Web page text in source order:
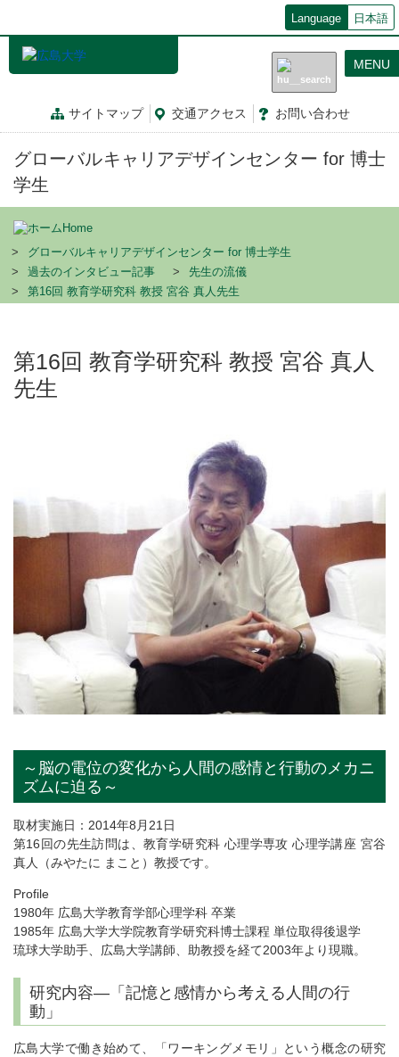
Language 日本語
サイトマップ 交通アクセス お問い合わせ
MENU
グローバルキャリアデザインセンター for 博士
学生
Home
グローバルキャリアデザインセンター for 博士学生
過去のインタビュー記事
先生の流儀
第16回 教育学研究科 教授 宮谷 真人先生
第16回 教育学研究科 教授 宮谷 真人
先生
～脳の電位の変化から人間の感情と行動のメカニ
ズムに迫る～
取材実施日：2014年8月21日
第16回の先生訪問は、教育学研究科 心理学専攻 心理学講座 宮谷
真人（みやたに まこと）教授です。
Profile
1980年 広島大学教育学部心理学科 卒業
1985年 広島大学大学院教育学研究科博士課程 単位取得後退学
琉球大学助手、広島大学講師、助教授を経て2003年より現職。
研究内容―「記憶と感情から考える人間の行
動」
広島大学で働き始めて、「ワーキングメモリ」という概念の研究